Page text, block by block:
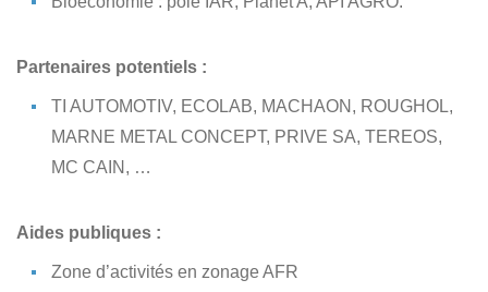
Partenaires potentiels :
TI AUTOMOTIV, ECOLAB, MACHAON, ROUGHOL,
MARNE METAL CONCEPT, PRIVE SA, TEREOS,
MC CAIN, …
Aides publiques :
Zone d’activités en zonage AFR